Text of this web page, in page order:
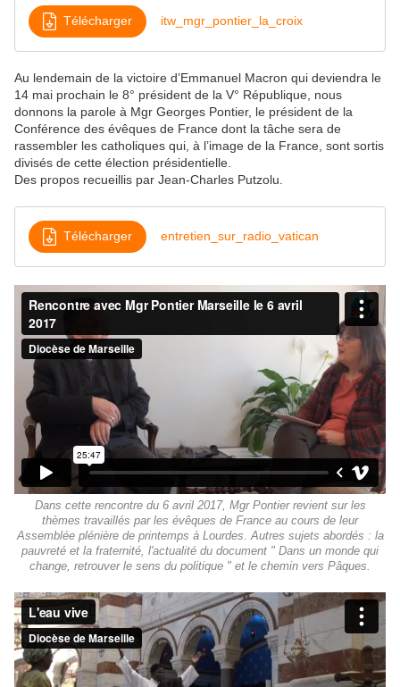
Télécharger itw_mgr_pontier_la_croix
Au lendemain de la victoire d’Emmanuel Macron qui deviendra le
14 mai prochain le 8° président de la V° République, nous
donnons la parole à Mgr Georges Pontier, le président de la
Conférence des évêques de France dont la tâche sera de
rassembler les catholiques qui, à l’image de la France, sont sortis
divisés de cette élection présidentielle.
Des propos recueillis par Jean-Charles Putzolu.
Télécharger entretien_sur_radio_vatican
Dans cette rencontre du 6 avril 2017, Mgr Pontier revient sur les
thèmes travaillés par les évêques de France au cours de leur
Assemblée plénière de printemps à Lourdes. Autres sujets abordés : la
pauvreté et la fraternité, l'actualité du document " Dans un monde qui
change, retrouver le sens du politique " et le chemin vers Pâques.